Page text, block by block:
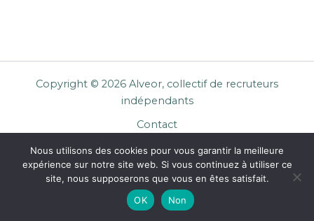
Copyright © 2026 Alveor, collectif de recruteurs
indépendants
Contact
Mentions légales
Confidentialité
CGU Entreprises
Nous utilisons des cookies pour vous garantir la meilleure
expérience sur notre site web. Si vous continuez à utiliser ce
site, nous supposerons que vous en êtes satisfait.
OK
Non